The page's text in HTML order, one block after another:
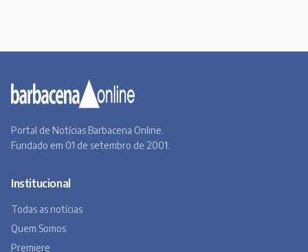
Contato
Acervo Online
Barbacena, um lugar a Beira do Caminho
Museu Virtual
Museu do Tropeirismo